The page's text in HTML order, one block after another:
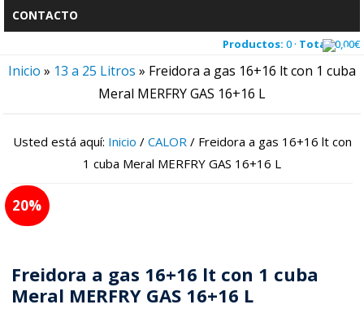
CONTACTO
Productos: 0 · Total:0,00€
Inicio » 13 a 25 Litros » Freidora a gas 16+16 lt con 1 cuba
Meral MERFRY GAS 16+16 L
Usted está aquí: Inicio / CALOR /Freidora a gas 16+16 lt con
1 cuba Meral MERFRY GAS 16+16 L
20
Freidora a gas 16+16 lt con 1 cuba
Meral MERFRY GAS 16+16 L